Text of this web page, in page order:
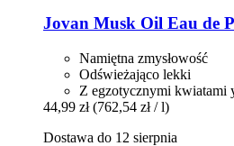
Jovan Musk Oil Eau de
Namiętna zmysłowość
Odświeżająco lekki
Z egzotycznymi kwiatami
44,99 zł (762,54 zł / l)
Dostawa do 12 sierpnia